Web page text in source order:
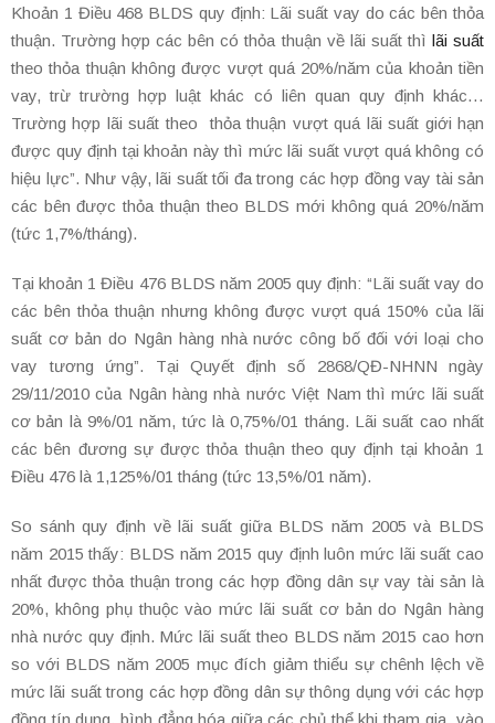
Khoản 1 Điều 468 BLDS quy định: Lãi suất vay do các bên thỏa
thuận. Trường hợp các bên có thỏa thuận về lãi suất thì lãi suất
theo thỏa thuận không được vượt quá 20%/năm của khoản tiền
vay, trừ trường hợp luật khác có liên quan quy định khác…
Trường hợp lãi suất theo thỏa thuận vượt quá lãi suất giới hạn
được quy định tại khoản này thì mức lãi suất vượt quá không có
hiệu lực”. Như vậy, lãi suất tối đa trong các hợp đồng vay tài sản
các bên được thỏa thuận theo BLDS mới không quá 20%/năm
(tức 1,7%/tháng).
Tại khoản 1 Điều 476 BLDS năm 2005 quy định: “Lãi suất vay do
các bên thỏa thuận nhưng không được vượt quá 150% của lãi
suất cơ bản do Ngân hàng nhà nước công bố đối với loại cho
vay tương ứng”. Tại Quyết định số 2868/QĐ-NHNN ngày
29/11/2010 của Ngân hàng nhà nước Việt Nam thì mức lãi suất
cơ bản là 9%/01 năm, tức là 0,75%/01 tháng. Lãi suất cao nhất
các bên đương sự được thỏa thuận theo quy định tại khoản 1
Điều 476 là 1,125%/01 tháng (tức 13,5%/01 năm).
So sánh quy định về lãi suất giữa BLDS năm 2005 và BLDS
năm 2015 thấy: BLDS năm 2015 quy định luôn mức lãi suất cao
nhất được thỏa thuận trong các hợp đồng dân sự vay tài sản là
20%, không phụ thuộc vào mức lãi suất cơ bản do Ngân hàng
nhà nước quy định. Mức lãi suất theo BLDS năm 2015 cao hơn
so với BLDS năm 2005 mục đích giảm thiểu sự chênh lệch về
mức lãi suất trong các hợp đồng dân sự thông dụng với các hợp
đồng tín dụng, bình đẳng hóa giữa các chủ thể khi tham gia vào